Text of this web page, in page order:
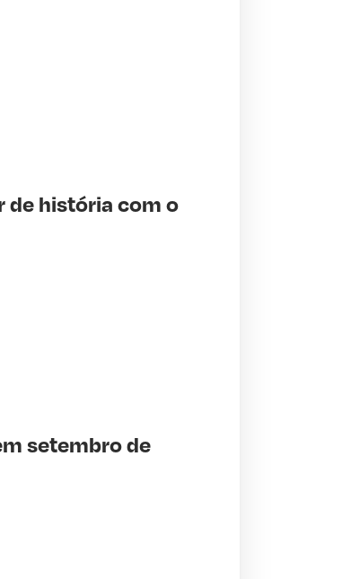
de história com o
setembro de